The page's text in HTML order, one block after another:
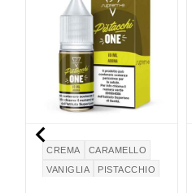
CREMA
CARAMELLO
VANIGLIA
PISTACCHIO
